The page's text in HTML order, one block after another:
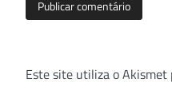
Este site utiliza o Akismet